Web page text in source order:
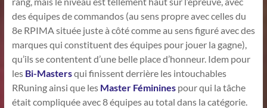
des équipes de commandos (au sens propre avec celles du
8e RPIMA située juste à côté comme au sens figuré avec des
marques qui constituent des équipes pour jouer la gagne),
qu’ils se contentent d’une belle place d’honneur. Idem pour
les Bi-Mastersqui finissent derrière les intouchables
RRuning ainsi que les Master Fémininespour qui la tâche
était compliquée avec 8 équipes au total dans la catégorie.